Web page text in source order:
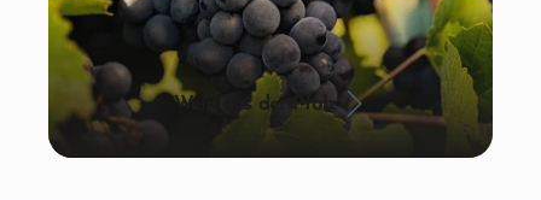
Wein aus der Pfalz